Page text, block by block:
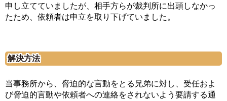
申し立てていましたが、相手方らが裁判所に出頭しなかっ
たため、依頼者は申立を取り下げていました。
解決方法
当事務所から、脅迫的な言動をとる兄弟に対し、受任およ
び脅迫的言動や依頼者への連絡をされないよう要請する通